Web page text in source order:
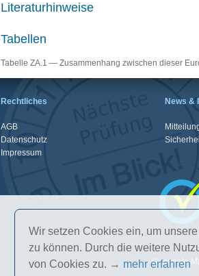
Literaturhinweise
Tabellen
Tabelle ZA.1 — Zusammenhang zwischen dieser
Rechtliches
AGB
Datenschutz
Impressum
News &
Genannte
Wir setzen Cookies ein, um
zu können. Durch die weitere
von Cookies zu. → mehr erfahren